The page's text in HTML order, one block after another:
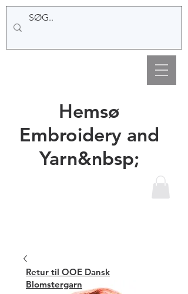
Hemsø
Embroidery and
Yarn&nbsp;
Retur til OOE Dansk
Blomstergarn